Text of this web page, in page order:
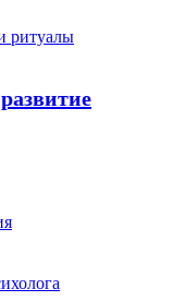
ритуалы